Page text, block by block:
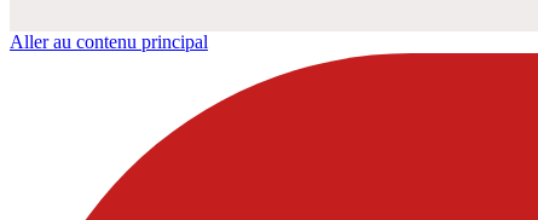
Aller au contenu principal